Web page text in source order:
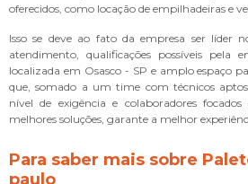
oferecidos, como locação de empilhadeiras e
Isso se deve ao fato da empresa ser líder
atendimento, qualificações possíveis pela
localizada em Osasco - SP e amplo espaço
que, somado a um time com técnicos
nível de exigência e colaboradores
melhores soluções, garante a melhor
Para saber mais sobre
paulo